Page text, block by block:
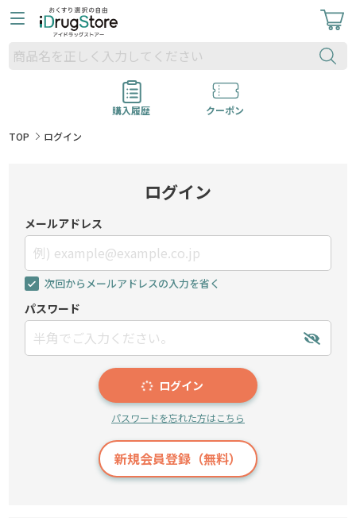
購入履歴
クーポン
TOP
ログイン
ログイン
メールアドレス
次回からメールアドレスの入力を省く
パスワード
ログイン
パスワードを忘れた方はこちら
新規会員登録（無料）